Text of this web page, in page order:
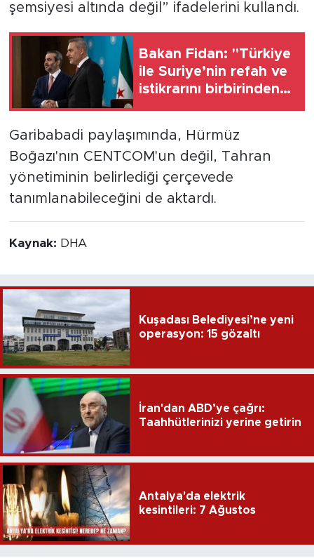
şemsiyesi altında değil” ifadelerini kullandı.
Bakan Fidan: "Türkiye
ile Suriye’nin refah ve
istikrarını birbirinden
Garibabadi paylaşımında, Hürmüz
Boğazı'nın CENTCOM'un değil, Tahran
yönetiminin belirlediği çerçevede
tanımlanabileceğini de aktardı.
Kaynak: DHA
Kuşadası Belediyesi’ne yeni
operasyon: 15 gözaltı
İran'dan ABD’ye çağrı:
Taahhütlerinizi yerine getirin
Antalya'da elektrik
kesintileri: 7 Ağustos